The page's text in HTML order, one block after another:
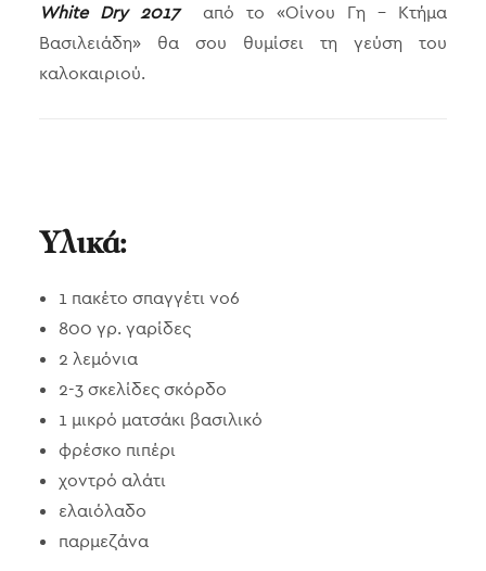
White Dry 2017
από τo «Οίνου Γη – Κτήμα
Βασιλειάδη» θα σου θυμίσει τη γεύση του
καλοκαιριού.
Υλικά:
1 πακέτο σπαγγέτι νο6
800 γρ. γαρίδες
2 λεμόνια
2-3 σκελίδες σκόρδο
1 μικρό ματσάκι βασιλικό
φρέσκο πιπέρι
χοντρό αλάτι
ελαιόλαδο
παρμεζάνα